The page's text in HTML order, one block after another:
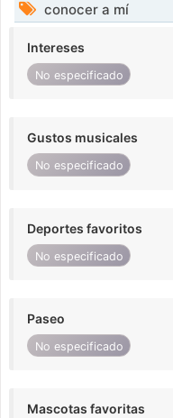
conocer a mí
Intereses
No especificado
Gustos musicales
No especificado
Deportes favoritos
No especificado
Paseo
No especificado
Mascotas favoritas